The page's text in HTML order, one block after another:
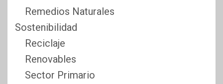
Remedios Naturales
Sostenibilidad
Reciclaje
Renovables
Sector Primario